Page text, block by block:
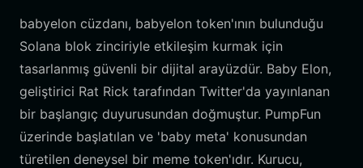
babyelon cüzdanı, babyelon token'ının bulunduğu
Solana blok zinciriyle etkileşim kurmak için
tasarlanmış güvenli bir dijital arayüzdür. Baby Elon,
geliştirici Rat Rick tarafından Twitter'da yayınlanan
bir başlangıç duyurusundan doğmuştur. PumpFun
üzerinde başlatılan ve 'baby meta' konusundan
türetilen deneysel bir meme token'ıdır. Kurucu,